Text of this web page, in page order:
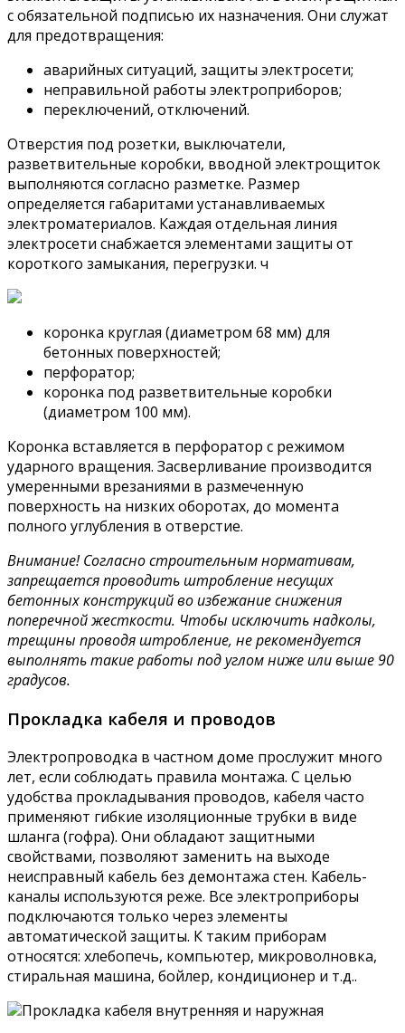
с обязательной подписью их назначения. Они служат
для предотвращения:
аварийных ситуаций, защиты электросети;
неправильной работы электроприборов;
переключений, отключений.
Отверстия под розетки, выключатели,
разветвительные коробки, вводной электрощиток
выполняются согласно разметке. Размер
определяется габаритами устанавливаемых
электроматериалов. Каждая отдельная линия
электросети снабжается элементами защиты от
короткого замыкания, перегрузки. ч
коронка круглая (диаметром 68 мм) для
бетонных поверхностей;
перфоратор;
коронка под разветвительные коробки
(диаметром 100 мм).
Коронка вставляется в перфоратор с режимом
ударного вращения. Засверливание производится
умеренными врезаниями в размеченную
поверхность на низких оборотах, до момента
полного углубления в отверстие.
Внимание! Согласно строительным нормативам,
запрещается проводить штробление несущих
бетонных конструкций во избежание снижения
поперечной жесткости. Чтобы исключить надколы,
трещины проводя штробление, не рекомендуется
выполнять такие работы под углом ниже или выше 90
градусов.
Прокладка кабеля и проводов
Электропроводка в частном доме прослужит много
лет, если соблюдать правила монтажа. С целью
удобства прокладывания проводов, кабеля часто
применяют гибкие изоляционные трубки в виде
шланга (гофра). Они обладают защитными
свойствами, позволяют заменить на выходе
неисправный кабель без демонтажа стен. Кабель-
каналы используются реже. Все электроприборы
подключаются только через элементы
автоматической защиты. К таким приборам
относятся: хлебопечь, компьютер, микроволновка,
стиральная машина, бойлер, кондиционер и т.д..
Прокладка кабеля внутренняя и наружная